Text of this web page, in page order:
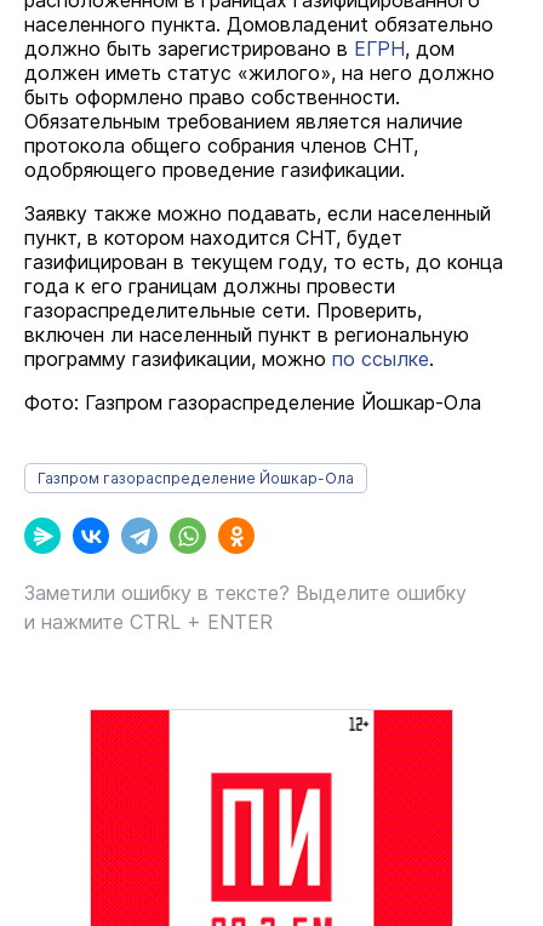
населенного пункта. Домовладениt обязательно
должно быть зарегистрировано в ЕГРН, дом
должен иметь статус «жилого», на него должно
быть оформлено право собственности.
Обязательным требованием является наличие
протокола общего собрания членов СНТ,
одобряющего проведение газификации.
Заявку также можно подавать, если населенный
пункт, в котором находится СНТ, будет
газифицирован в текущем году, то есть, до конца
года к его границам должны провести
газораспределительные сети. Проверить,
включен ли населенный пункт в региональную
программу газификации, можно по ссылке.
Фото: Газпром газораспределение Йошкар-Ола
Газпром газораспределение Йошкар-Ола
Заметили ошибку в тексте? Выделите ошибку
и нажмите CTRL + ENTER